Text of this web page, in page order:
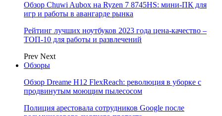
Обзор Chuwi Aubox на Ryzen 7 8745HS: мини-ПК для
игр и работы в авангарде рынка
Рейтинг лучших ноутбуков 2023 года цена-качество –
ТОП-10 для работы и развлечений
Prev Next
Обзоры
Обзор Dreame H12 FlexReach: революция в уборке с
продвинутым моющим пылесосом
Полиция арестовала сотрудников Google после